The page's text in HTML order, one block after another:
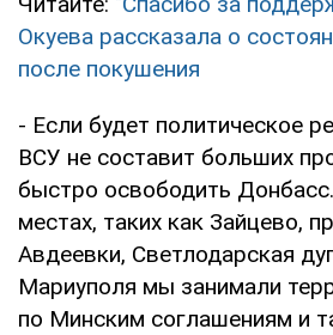
Окуева рассказала о
после покушения
- Если будет политическое
ВСУ не составит больших
быстро освободить
местах, таких как Зайцево,
Авдеевки, Светлодарская
Мариуполя мы занимали
по Минским соглашениям и